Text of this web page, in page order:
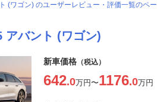
(ワゴン) のユーザーレビュー・評価一覧のペ
アバント (ワゴン)
新車価格 （税込）
642.0万円〜1176.0万円